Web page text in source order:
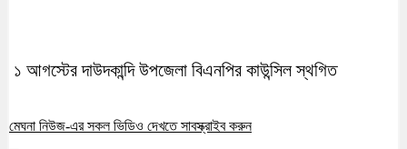
১ আগস্টের দাউদকান্দি উপজেলা বিএনপির কাউন্সিল স্থগিত
মেঘনা নিউজ-এর সকল ভিডিও দেখতে সাবস্ক্রাইব করুন